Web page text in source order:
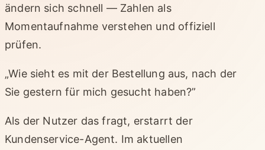
ändern sich schnell — Zahlen als
Momentaufnahme verstehen und offiziell
prüfen.
„Wie sieht es mit der Bestellung aus, nach der
Sie gestern für mich gesucht haben?”
Als der Nutzer das fragt, erstarrt der
Kundenservice-Agent. Im aktuellen